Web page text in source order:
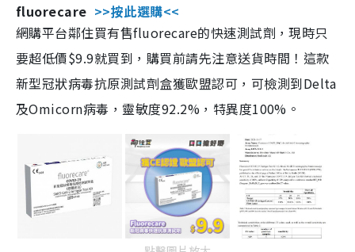
fluorecare >>按此選購<<
網購平台鄰住買有售fluorecare的快速測試劑，現時只
要超低價$9.9就買到，購買前請先注意送貨時間！這款
新型冠狀病毒抗原測試劑盒獲歐盟認可，可檢測到Delta
及Omicorn病毒，靈敏度92.2%，特異度100%。